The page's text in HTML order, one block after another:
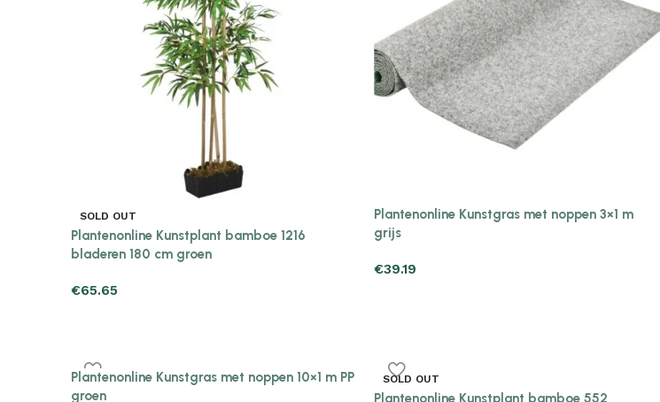
SOLD OUT
Plantenonline Kunstplant bamboe 1216
bladeren 180 cm groen
€65.65
Plantenonline Kunstgras met noppen 3×1 m
grijs
€39.19
Plantenonline Kunstgras met noppen 10×1 m PP
groen
SOLD OUT
Plantenonline Kunstplant bamboe 552